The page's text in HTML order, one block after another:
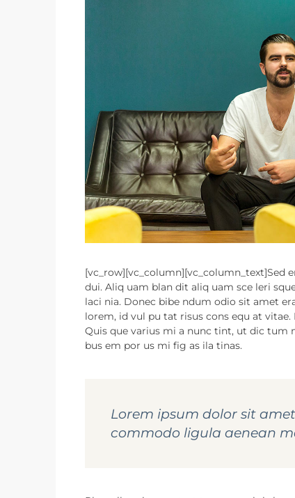
[vc_row][vc_column][vc_column_text]Sed
dui. Aliq uam blan dit aliq uam sce leri
laci nia. Donec bibe ndum odio sit amet
lorem, id vul pu tat risus cons equ at
Quis que varius mi a nunc tint, ut dic tum
bus em por us mi fig as ila tinas.
Lorem ipsum dolor sit
commodo ligula aenean